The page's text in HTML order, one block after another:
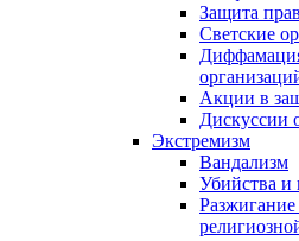
Защита
Светские
Акции в
Дискуссии
Экстремизм
Вандализм
Убийства и